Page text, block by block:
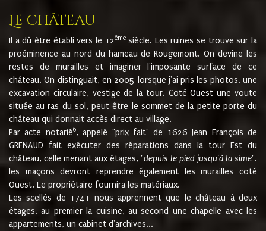
Le château
Il a dû être établi vers le 12èmesiècle. Les ruines se trouve sur la
proéminence au nord du hameau de Rougemont. On devine les
restes de murailles et imaginer l'imposante surface de ce
château. On distinguait, en 2005 lorsque j'ai pris les photos, une
excavation circulaire, vestige de la tour. Coté Ouest une voute
située au ras du sol, peut être le sommet de la petite porte du
château qui donnait accès direct au village.
Par acte notarié6, appelé "prix fait" de 1626 Jean François de
GRENAUD fait exécuter des réparations dans la tour Est du
château, celle menant aux étages, "depuis le pied jusqu'à la sime".
les maçons devront reprendre également les murailles coté
Ouest. Le propriétaire fournira les matériaux.
Les scellés de 1741 nous apprennent que le château à deux
étages, au premier la cuisine, au second une chapelle avec les
appartements, un cabinet d'archives...